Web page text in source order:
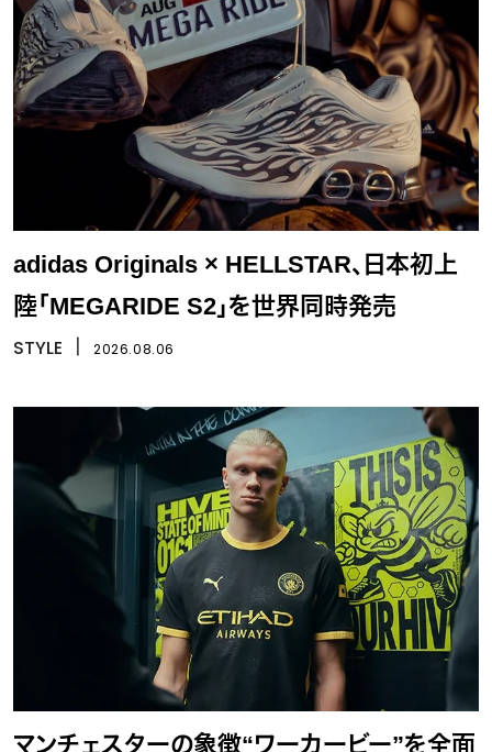
adidas Originals × HELLSTAR、日本初上
陸「MEGARIDE S2」を世界同時発売
STYLE 2026.08.06
マンチェスターの象徴“ワーカービー”を全面